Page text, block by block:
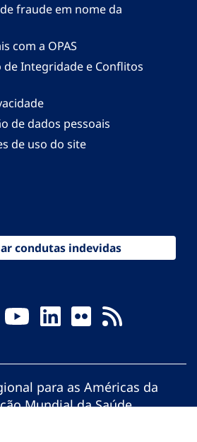
fraude em nome da
com a OPAS
de Integridade e Conflitos
de dados pessoais
de uso do site
condutas indevidas
para as Américas da
Mundial da Saúde